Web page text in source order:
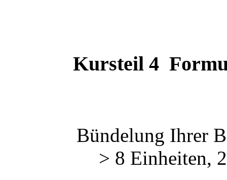
Kursteil 4
Bündelung Ihrer
> 8 Einheiten,